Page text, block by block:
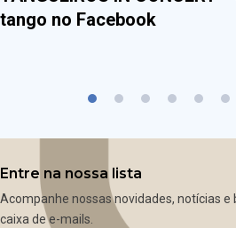
tango no Facebook
Entre na nossa lista
Acompanhe nossas novidades, notícias
caixa de e-mails.